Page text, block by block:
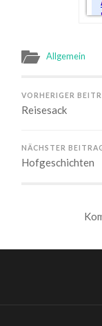
Allgemein
VORHERIGER
Reisesack
NÄCHSTER
Hofgeschichten